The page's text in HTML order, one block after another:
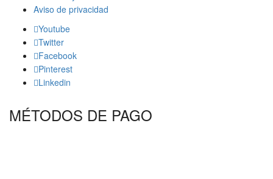
Aviso de privacidad
Youtube
Twitter
Facebook
Pinterest
Linkedin
MÉTODOS DE PAGO